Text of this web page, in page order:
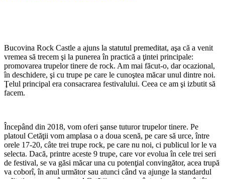
Bucovina Rock Castle a ajuns la statutul premeditat, aşa că a venit
vremea să trecem şi la punerea în practică a ţintei principale:
promovarea trupelor tinere de rock. Am mai făcut-o, dar ocazional,
în deschidere, şi cu trupe pe care le cunoştea măcar unul dintre noi.
Ţelul principal era consacrarea festivalului. Ceea ce am şi izbutit să
facem.
Începând din 2018, vom oferi şanse tuturor trupelor tinere. Pe
platoul Cetăţii vom amplasa o a doua scenă, pe care să urce, între
orele 17-20, câte trei trupe rock, pe care nu noi, ci publicul lor le va
selecta. Dacă, printre aceste 9 trupe, care vor evolua în cele trei seri
de festival, se va găsi măcar una cu potenţial convingător, acea trupă
va coborî, în anul următor sau atunci când va ajunge la standardul